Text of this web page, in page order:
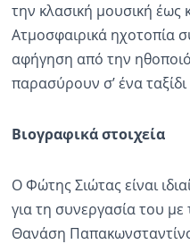
την κλασική μουσική έως
Ατμοσφαιρικά ηχοτοπία
αφήγηση από την
παρασύρουν σ’ ένα
Βιογραφικά στοιχεία
Ο Φώτης Σιώτας είναι
για τη συνεργασία του
Θανάση